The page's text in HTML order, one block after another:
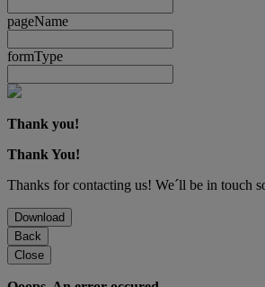
pageName
formType
Thank you!
Thank You!
Thanks for contacting us! We´ll be in touch
Download
Back
Close